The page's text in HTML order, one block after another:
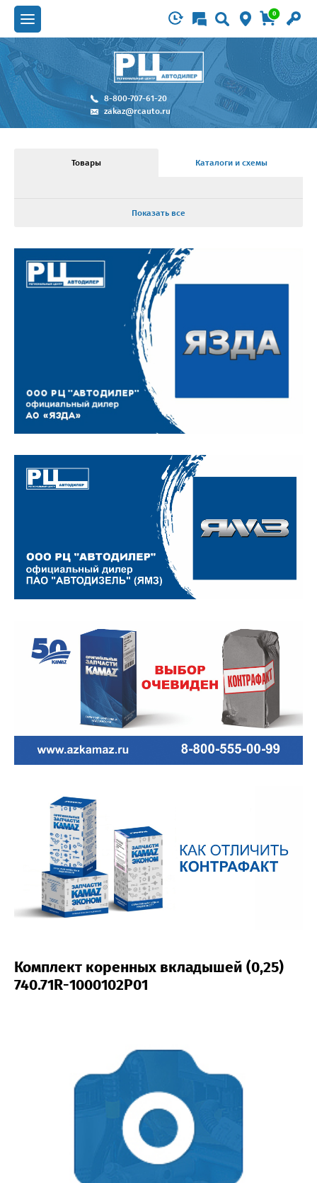
0
8-800-707-61-20
zakaz@rcauto.ru
Товары Каталоги и схемы
Показать все
Комплект коренных вкладышей (0,25)
740.71R-1000102P01